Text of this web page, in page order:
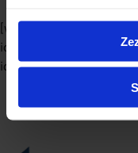
[world_cup_data]